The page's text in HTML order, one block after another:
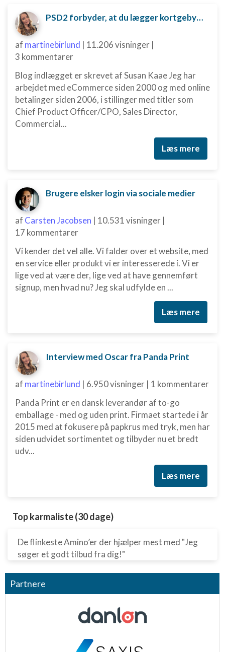
PSD2 forbyder, at du lægger kortgebyret ud til dine kunder fra 1. januar 2018
af martinebirlund | 11.206 visninger |
3 kommentarer
Blog indlægget er skrevet af Susan Kaae Jeg har
arbejdet med eCommerce siden 2000 og med online
betalinger siden 2006, i stillinger med titler som
Chief Product Officer/CPO, Sales Director,
Commercial...
Læs mere
Brugere elsker login via sociale medier
af Carsten Jacobsen | 10.531 visninger |
17 kommentarer
Vi kender det vel alle. Vi falder over et website, med
en service eller produkt vi er interesserede i. Vi er
lige ved at være der, lige ved at have gennemført
signup, men hvad nu? Jeg skal udfylde en ...
Læs mere
Interview med Oscar fra Panda Print
af martinebirlund | 6.950 visninger | 1 kommentarer
Panda Print er en dansk leverandør af to-go
emballage - med og uden print. Firmaet startede i år
2015 med at fokusere på papkrus med tryk, men har
siden udvidet sortimentet og tilbyder nu et bredt
udv...
Læs mere
Top karmaliste (30 dage)
De flinkeste Amino’er der hjælper mest med "Jeg
søger et godt tilbud fra dig!"
Partnere